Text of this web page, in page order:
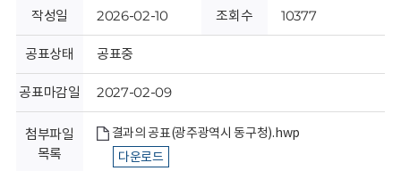
원
회
작성일 2026-02-10 조회수 10377
공표상태 공표중
공표마감일 2027-02-09
첨부파일
목록
결과의 공표(광주광역시 동구청).hwp
다운로드